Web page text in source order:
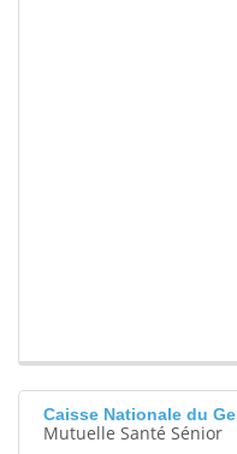
Caisse Nationale du
Mutuelle Santé Sénior